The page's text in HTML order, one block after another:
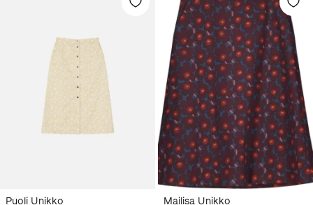
Puoli Unikko
Mailisa Unikko